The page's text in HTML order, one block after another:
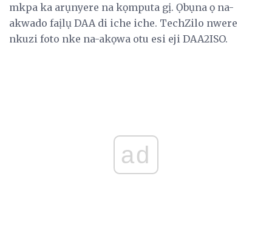
mkpa ka arụnyere na kọmputa gị. Ọbụna ọ na-
akwado faịlụ DAA di iche iche. TechZilo nwere
nkuzi foto nke na-akọwa otu esi eji DAA2ISO.
ad